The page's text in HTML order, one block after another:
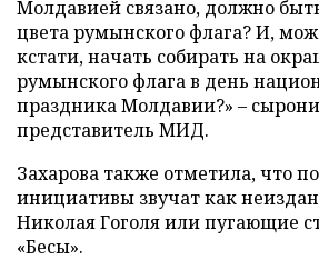
Молдавией связано, должно
цвета румынского флага? И,
кстати, начать собирать на
румынского флага в день
праздника Молдавии?» –
представитель МИД.
Захарова также отметила, что
инициативы звучат как
Николая Гоголя или пугающие
«Бесы».